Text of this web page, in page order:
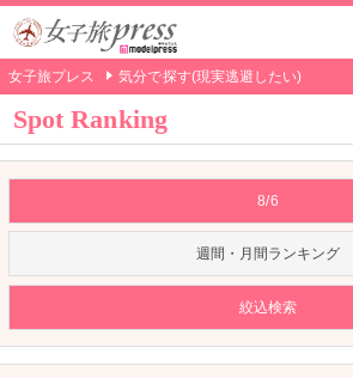
女子旅プレス 気分で探す(現実逃避したい)
Spot Ranking
8/6
週間・月間ランキング
絞込検索